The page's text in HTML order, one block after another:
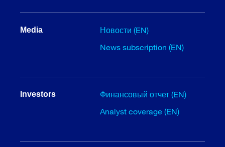
Media
Новости (EN)
News subscription (EN)
Investors
Финансовый отчет (EN)
Analyst coverage (EN)